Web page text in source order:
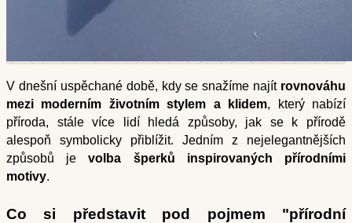
V dnešní uspěchané době, kdy se snažíme najít rovnováhu
mezi moderním životním stylem a klidem, který nabízí
příroda, stále více lidí hledá způsoby, jak se k přírodě
alespoň symbolicky přiblížit. Jedním z nejelegantnějších
způsobů jevolba šperků inspirovaných přírodními
motivy.
Co si představit pod pojmem "přírodní